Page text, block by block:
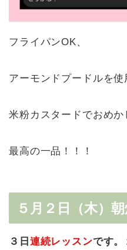
フライパンOK、
アーモンドプードルを使
米粉カスタードでおめか
最高の一品！！！
５月２日（木）
３日 連続レッスンです。